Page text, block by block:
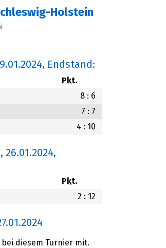
Holstein
, Endstand:
Pkt.
8 : 6
7 : 7
4 : 10
, 26.01.2024,
Pkt.
2 : 12
diesem Turnier mit.